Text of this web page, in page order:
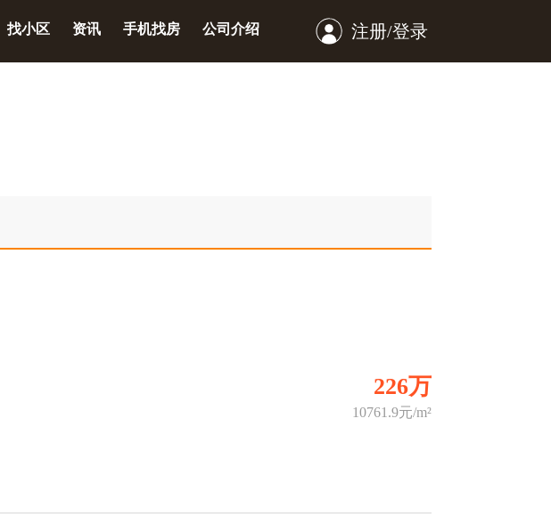
找小区 资讯 手机找房 公司介绍 注册/登录
226万
10761.9元/m²